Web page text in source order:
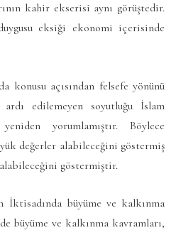
kahir ekserisi aynı görüştedir.
eksiği ekonomi içerisinde
açısından felsefe yönünü
edilemeyen soyutluğu İslam
yorumlamıştır. Böylece
değerler alabileceğini göstermiş
göstermiştir.
büyüme ve kalkınma
büyüme ve kalkınma kavramları,